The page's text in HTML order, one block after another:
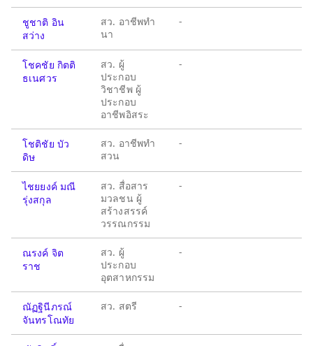
ชูชาติ อิน
สว่าง
สว. อาชีพทำ
นา
-
โชคชัย กิตติ
ธเนศวร
สว. ผู้
ประกอบ
วิชาชีพ ผู้
ประกอบ
อาชีพอิสระ
-
โชติชัย บัว
ดิษ
สว. อาชีพทำ
สวน
-
ไชยยงค์ มณี
รุ่งสกุล
สว. สื่อสาร
มวลชน ผู้
สร้างสรรค์
วรรณกรรม
-
ณรงค์ จิต
ราช
สว. ผู้
ประกอบ
อุตสาหกรรม
-
ณัฏฐินีภรณ์
จันทรโณทัย
สว. สตรี -